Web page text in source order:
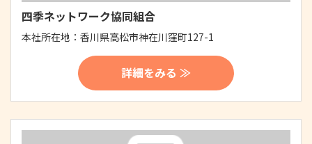
四季ネットワーク協同組合
本社所在地： 香川県高松市神在川窪町127-1
詳細をみる ≫